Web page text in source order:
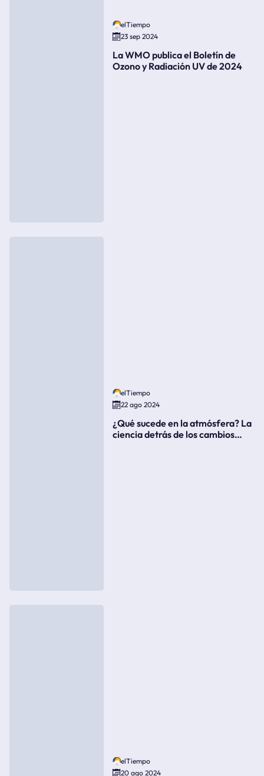
elTiempo
23 sep 2024
La WMO publica el Boletín de
Ozono y Radiación UV de 2024
elTiempo
22 ago 2024
¿Qué sucede en la atmósfera? La
ciencia detrás de los cambios
elTiempo
20 ago 2024